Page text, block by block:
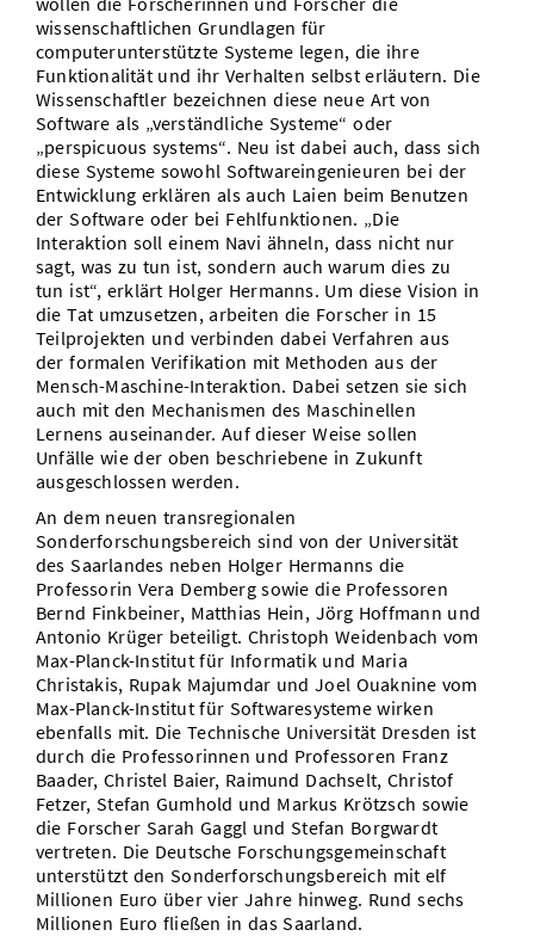
wissenschaftlichen Grundlagen für
computerunterstützte Systeme legen, die ihre
Funktionalität und ihr Verhalten selbst erläutern. Die
Wissenschaftler bezeichnen diese neue Art von
Software als „verständliche Systeme“ oder
„perspicuous systems“. Neu ist dabei auch, dass sich
diese Systeme sowohl Softwareingenieuren bei der
Entwicklung erklären als auch Laien beim Benutzen
der Software oder bei Fehlfunktionen. „Die
Interaktion soll einem Navi ähneln, dass nicht nur
sagt, was zu tun ist, sondern auch warum dies zu
tun ist“, erklärt Holger Hermanns. Um diese Vision in
die Tat umzusetzen, arbeiten die Forscher in 15
Teilprojekten und verbinden dabei Verfahren aus
der formalen Verifikation mit Methoden aus der
Mensch-Maschine-Interaktion. Dabei setzen sie sich
auch mit den Mechanismen des Maschinellen
Lernens auseinander. Auf dieser Weise sollen
Unfälle wie der oben beschriebene in Zukunft
ausgeschlossen werden.
An dem neuen transregionalen
Sonderforschungsbereich sind von der Universität
des Saarlandes neben Holger Hermanns die
Professorin Vera Demberg sowie die Professoren
Bernd Finkbeiner, Matthias Hein, Jörg Hoffmann und
Antonio Krüger beteiligt. Christoph Weidenbach vom
Max-Planck-Institut für Informatik und Maria
Christakis, Rupak Majumdar und Joel Ouaknine vom
Max-Planck-Institut für Softwaresysteme wirken
ebenfalls mit. Die Technische Universität Dresden ist
durch die Professorinnen und Professoren Franz
Baader, Christel Baier, Raimund Dachselt, Christof
Fetzer, Stefan Gumhold und Markus Krötzsch sowie
die Forscher Sarah Gaggl und Stefan Borgwardt
vertreten. Die Deutsche Forschungsgemeinschaft
unterstützt den Sonderforschungsbereich mit elf
Millionen Euro über vier Jahre hinweg. Rund sechs
Millionen Euro fließen in das Saarland.